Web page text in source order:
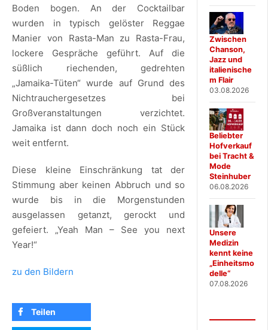
Boden bogen. An der Cocktailbar
wurden in typisch gelöster Reggae
Manier von Rasta-Man zu Rasta-Frau,
lockere Gespräche geführt. Auf die
süßlich riechenden, gedrehten
„Jamaika-Tüten“ wurde auf Grund des
Nichtrauchergesetzes bei
Großveranstaltungen verzichtet.
Jamaika ist dann doch noch ein Stück
weit entfernt.
Diese kleine Einschränkung tat der
Stimmung aber keinen Abbruch und so
wurde bis in die Morgenstunden
ausgelassen getanzt, gerockt und
gefeiert. „Yeah Man – See you next
Year!“
zu den Bildern
Teilen
Zwischen
Chanson,
Jazz und
italienische
m Flair
03.08.2026
Beliebter
Hofverkauf
bei Tracht &
Mode
Steinhuber
06.08.2026
Unsere
Medizin
kennt keine
„Einheitsmo
delle“
07.08.2026